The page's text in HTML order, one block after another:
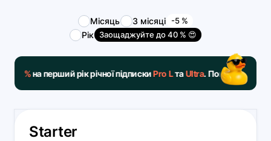
Місяць 3 місяці -5 %
Рік Заощаджуйте до 40 % 😍
перший рік річної підпискиPro LтаUltra . Покваптеся,
Starter